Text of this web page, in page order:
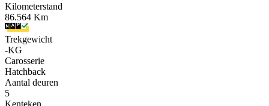
Kilometerstand
86.564 Km
Trekgewicht
-KG
Carosserie
Hatchback
Aantal deuren
5
Kenteken